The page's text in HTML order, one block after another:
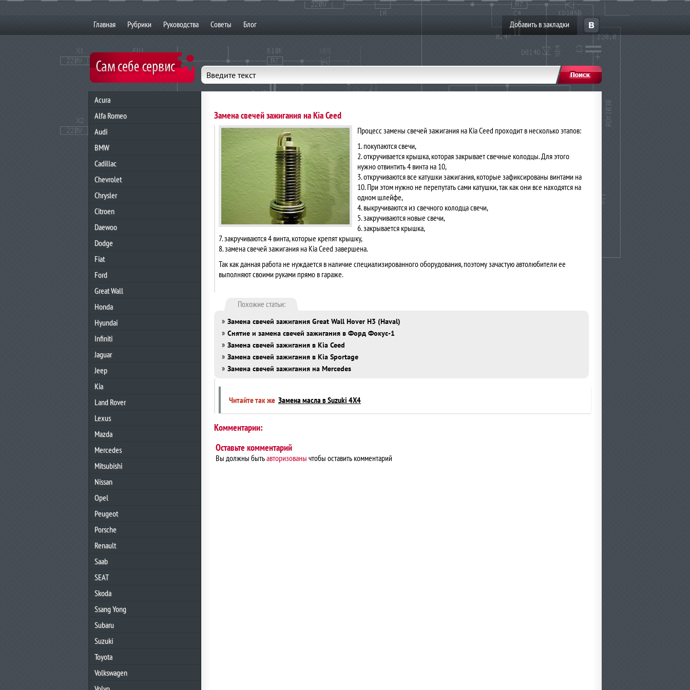
Главная Рубрики Руководства Советы Блог Добавить в закладки
Acura
Alfa Romeo
Audi
BMW
Cadillac
Chevrolet
Chrysler
Citroen
Daewoo
Dodge
Fiat
Ford
Great Wall
Honda
Hyundai
Infiniti
Jaguar
Jeep
Kia
Land Rover
Lexus
Mazda
Mercedes
Mitsubishi
Nissan
Opel
Peugeot
Porsche
Renault
Saab
SEAT
Skoda
Ssang Yong
Subaru
Suzuki
Toyota
Volkswagen
Введите текст
Замена свечей зажигания на Kia Ceed
Процесс замены свечей зажигания на Kia Ceed проходит в несколько этапов:
1. покупаются свечи,
2. откручивается крышка, которая закрывает свечные колодцы. Для этого
нужно отвинтить 4 винта на 10,
3. откручиваются все катушки зажигания, которые зафиксированы винтами на
10. При этом нужно не перепутать сами катушки, так как они все находятся на
одном шлейфе,
4. выкручиваются из свечного колодца свечи,
5. закручиваются новые свечи,
6. закрывается крышка,
7. закручиваются 4 винта, которые крепят крышку,
8. замена свечей зажигания на Kia Ceed завершена.
Так как данная работа не нуждается в наличие специализированного оборудования, поэтому зачастую автолюбители ее
выполняют своими руками прямо в гараже.
Похожие статьи:
» Замена свечей зажигания Great Wall Hover H3 (Haval)
» Снятие и замена свечей зажигания в Форд Фокус-1
» Замена свечей зажигания в Kia Ceed
» Замена свечей зажигания в Kia Sportage
» Замена свечей зажигания на Mercedes
Читайте так же Замена масла в Suzuki 4Х4
Комментарии:
Оставьте комментарий
Вы должны бытьавторизованы чтобы оставить комментарий